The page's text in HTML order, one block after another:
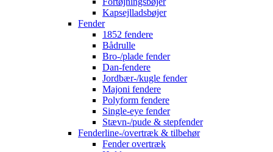
Kapsejlladsbøjer
Fender
1852 fendere
Bådrulle
Bro-/plade fender
Dan-fendere
Jordbær-/kugle fender
Majoni fendere
Polyform fendere
Single-eye fender
Stævn-/pude & stepfender
Fenderline-/overtræk & tilbehør
Fender overtræk